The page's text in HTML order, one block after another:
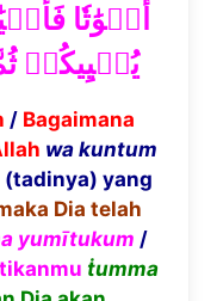
أَمۡوَٰتٗا
يُحۡيِيكُمۡ
/ Bagaimana
wa kuntum
(tadinya) yang
Dia telah
yumītukum /
ṫumma